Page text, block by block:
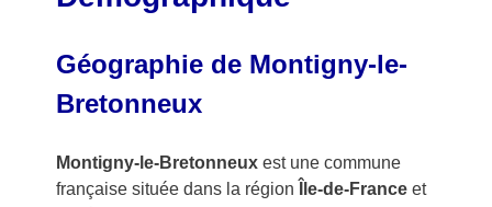
Géographie de Montigny-le-
Bretonneux
Montigny-le-Bretonneuxest une commune
française située dans la région
Île-de-Franceet